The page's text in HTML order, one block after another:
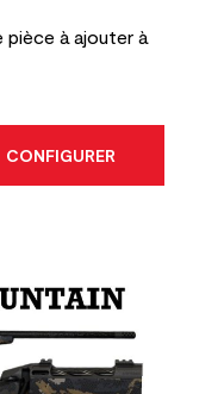
pièce à ajouter à
CONFIGURER